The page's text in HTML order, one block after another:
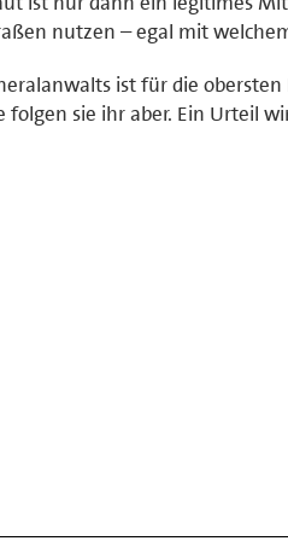
nutzen – egal mit
ist für die
folgen sie ihr aber. Ein Urteil